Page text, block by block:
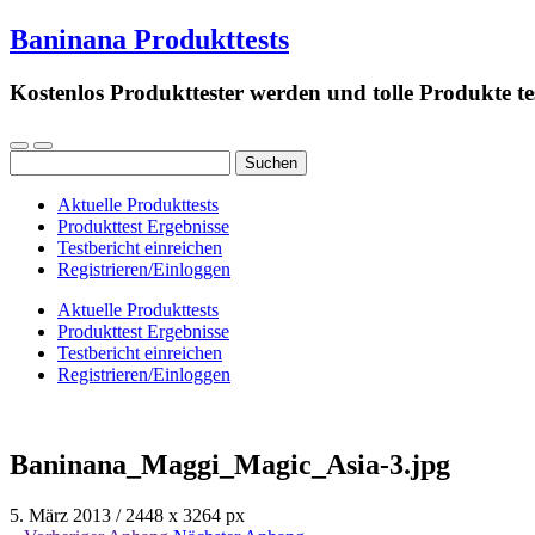
Baninana Produkttests
Kostenlos Produkttester werden und tolle Produkte
nach:
Aktuelle Produkttests
Produkttest Ergebnisse
Testbericht einreichen
Registrieren/Einloggen
Aktuelle Produkttests
Produkttest Ergebnisse
Testbericht einreichen
Registrieren/Einloggen
Baninana_Maggi_Magic_Asia-3.jpg
5. März 2013 / 2448 x 3264 px